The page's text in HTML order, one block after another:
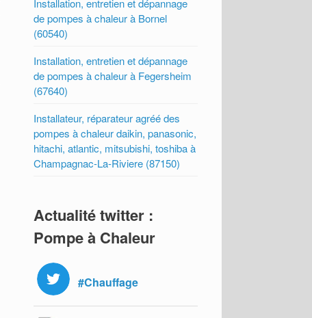
Installation, entretien et dépannage
de pompes à chaleur à Bornel
(60540)
Installation, entretien et dépannage
de pompes à chaleur à Fegersheim
(67640)
Installateur, réparateur agréé des
pompes à chaleur daikin, panasonic,
hitachi, atlantic, mitsubishi, toshiba à
Champagnac-La-Riviere (87150)
Actualité twitter :
Pompe à Chaleur
#Chauffage